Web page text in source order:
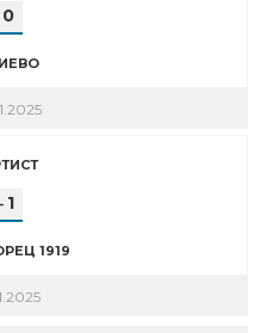
0
- 1
1919